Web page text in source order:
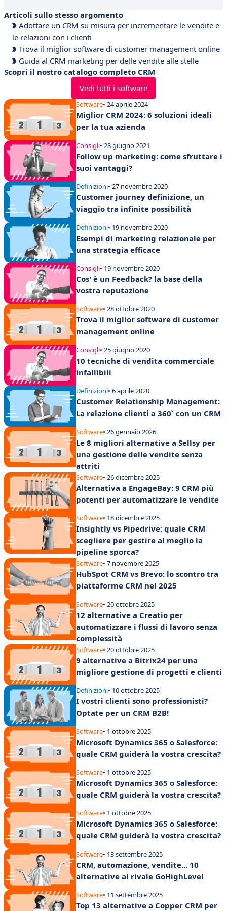
Articoli sullo stesso argomento
Adottare un CRM su misura per incrementare le vendite e
le relazioni con i clienti
Trova il miglior software di customer management online
Guida al CRM marketing per delle vendite alle stelle
Scopri il nostro catalogo completo CRM
Vedi tutti i software
Software• 24 aprile 2024
Miglior CRM 2024: 6 soluzioni ideali
per la tua azienda
Consigli• 28 giugno 2021
Follow up marketing: come sfruttare i
suoi vantaggi?
Definizioni• 27 novembre 2020
Customer journey definizione, un
viaggio tra infinite possibilità
Definizioni• 19 novembre 2020
Esempi di marketing relazionale per
una strategia efficace
Consigli• 19 novembre 2020
Cos' è un Feedback? la base della
vostra reputazione
Software• 28 ottobre 2020
Trova il miglior software di customer
management online
Consigli• 25 giugno 2020
10 tecniche di vendita commerciale
infallibili
Definizioni• 6 aprile 2020
Customer Relationship Management:
La relazione clienti a 360˚ con un CRM
Software• 26 gennaio 2026
Le 8 migliori alternative a Sellsy per
una gestione delle vendite senza
attriti
Software• 26 dicembre 2025
Alternativa a EngageBay: 9 CRM più
potenti per automatizzare le vendite
Software• 18 dicembre 2025
Insightly vs Pipedrive: quale CRM
scegliere per gestire al meglio la
pipeline sporca?
Software• 7 novembre 2025
HubSpot CRM vs Brevo: lo scontro tra
piattaforme CRM nel 2025
Software• 20 ottobre 2025
12 alternative a Creatio per
automatizzare i flussi di lavoro senza
complessità
Software• 20 ottobre 2025
9 alternative a Bitrix24 per una
migliore gestione di progetti e clienti
Definizioni• 10 ottobre 2025
I vostri clienti sono professionisti?
Optate per un CRM B2B!
Software• 1 ottobre 2025
Microsoft Dynamics 365 o Salesforce:
quale CRM guiderà la vostra crescita?
Software• 1 ottobre 2025
Microsoft Dynamics 365 o Salesforce:
quale CRM guiderà la vostra crescita?
Software• 1 ottobre 2025
Microsoft Dynamics 365 o Salesforce:
quale CRM guiderà la vostra crescita?
Software• 13 settembre 2025
CRM, automazione, vendite... 10
alternative al rivale GoHighLevel
Software• 11 settembre 2025
Top 13 alternative a Copper CRM per